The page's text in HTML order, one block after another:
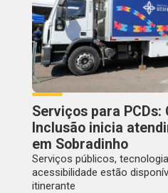
Serviços para PCDs:
Inclusão inicia
em Sobradinho
Serviços públicos,
acessibilidade estão
itinerante